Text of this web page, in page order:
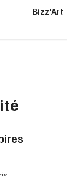
Bizz'Art